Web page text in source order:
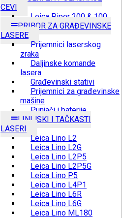
CEVI
Leica Piper 200 & 100
PRIBOR ZA GRAĐEVINSKE
LASERE
Prijemnici laserskog
zraka
Daljinske komande
lasera
Građevinski stativi
Prijemnici za građevinske
mašine
Punjači i baterije
LINIJSKI I TAČKASTI
LASERI
Leica Lino L2
Leica Lino L2G
Leica Lino L2P5
Leica Lino L2P5G
Leica Lino P5
Leica Lino L4P1
Leica Lino L6R
Leica Lino L6G
Leica Lino ML180